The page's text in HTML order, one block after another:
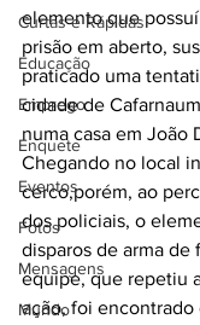
Curtas e Rápidas
Educação
Emprego
Enquete
Eventos
Fotos
Mensagens
Mundo
elemento que
prisão em aberto,
praticado uma
cidade de
numa casa em João
Chegando no local
cerco,porém, ao
dos policiais, o
disparos de arma de
equipe, que repetiu
ação, foi encontrado